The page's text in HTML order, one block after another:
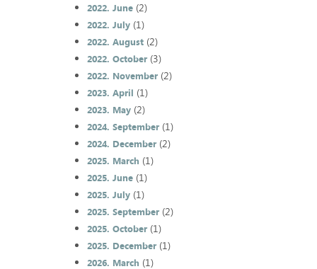
2022. June(2)
2022. July(1)
2022. August(2)
2022. October(3)
2022. November(2)
2023. April (1)
2023. May(2)
2024. September(1)
2024. December(2)
2025. March (1)
2025. June(1)
2025. July(1)
2025. September(2)
2025. October(1)
2025. December(1)
2026. March (1)